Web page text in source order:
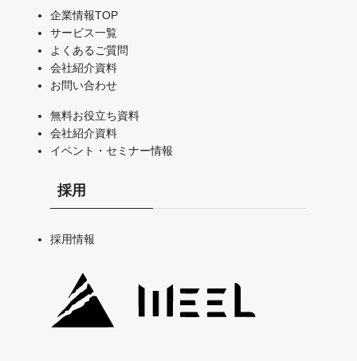
企業情報TOP
サービス一覧
よくあるご質問
会社紹介資料
お問い合わせ
無料お役立ち資料
会社紹介資料
イベント・セミナー情報
採用
採用情報